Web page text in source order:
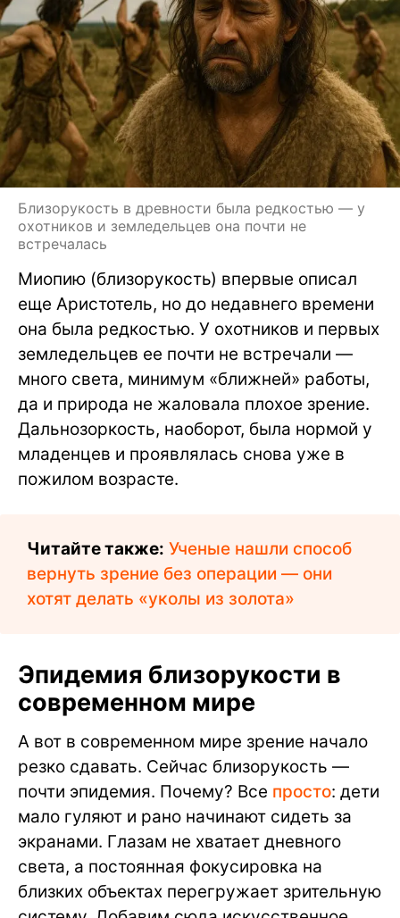
Близорукость в древности была редкостью — у
охотников и земледельцев она почти не
встречалась
Миопию (близорукость) впервые описал
еще Аристотель, но до недавнего времени
она была редкостью. У охотников и первых
земледельцев ее почти не встречали —
много света, минимум «ближней» работы,
да и природа не жаловала плохое зрение.
Дальнозоркость, наоборот, была нормой у
младенцев и проявлялась снова уже в
пожилом возрасте.
Читайте также: Ученые нашли способ
вернуть зрение без операции — они
хотят делать «уколы из золота»
Эпидемия близорукости в
современном мире
А вот в современном мире зрение начало
резко сдавать. Сейчас близорукость —
почти эпидемия. Почему? Все просто: дети
мало гуляют и рано начинают сидеть за
экранами. Глазам не хватает дневного
света, а постоянная фокусировка на
близких объектах перегружает зрительную